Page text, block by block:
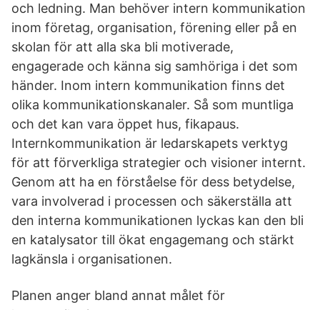
och ledning. Man behöver intern kommunikation
inom företag, organisation, förening eller på en
skolan för att alla ska bli motiverade,
engagerade och känna sig samhöriga i det som
händer. Inom intern kommunikation finns det
olika kommunikationskanaler. Så som muntliga
och det kan vara öppet hus, fikapaus.
Internkommunikation är ledarskapets verktyg
för att förverkliga strategier och visioner internt.
Genom att ha en förståelse för dess betydelse,
vara involverad i processen och säkerställa att
den interna kommunikationen lyckas kan den bli
en katalysator till ökat engagemang och stärkt
lagkänsla i organisationen.
Planen anger bland annat målet för